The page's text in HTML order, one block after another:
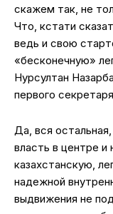
скажем так, не
Что, кстати
ведь и свою
«бесконечную»
Нурсултан
первого
Да, вся
власть в центре
казахстанскую,
надежной
выдвижения не